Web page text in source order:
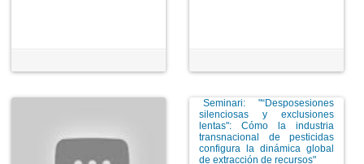
Seminari: "“Desposesiones
silenciosas y exclusiones
lentas": Cómo la industria
transnacional de pesticidas
configura la dinámica global
de extracción de recursos"